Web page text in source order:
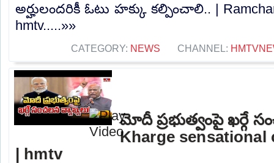
అర్హులందరికీ ఓటు హక్కు కల్పించాలి.. |
hmtv.....»»
CATEGORY: NEWS CHANNEL:
మోదీ ప్రభుత్వంపై ఖర్గే
Kharge sensational
| hmtv